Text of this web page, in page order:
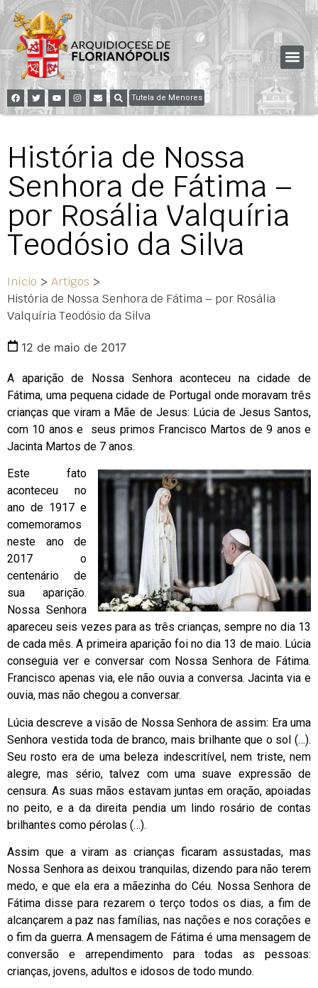
Tutela de Menores
História de Nossa
Senhora de Fátima –
por Rosália Valquíria
Teodósio da Silva
Início > Artigos >
História de Nossa Senhora de Fátima – por Rosália
Valquíria Teodósio da Silva
12 de maio de 2017
A aparição de Nossa Senhora aconteceu na cidade de
Fátima, uma pequena cidade de Portugal onde moravam três
crianças que viram a Mãe de Jesus: Lúcia de Jesus Santos,
com 10 anos e seus primos Francisco Martos de 9 anos e
Jacinta Martos de 7 anos.
Este fato
aconteceu no
ano de 1917 e
comemoramos
neste ano de
2017 o
centenário de
sua aparição.
Nossa Senhora
apareceu seis vezes para as três crianças, sempre no dia 13
de cada mês. A primeira aparição foi no dia 13 de maio. Lúcia
conseguia ver e conversar com Nossa Senhora de Fátima.
Francisco apenas via, ele não ouvia a conversa. Jacinta via e
ouvia, mas não chegou a conversar.
Lúcia descreve a visão de Nossa Senhora de assim: Era uma
Senhora vestida toda de branco, mais brilhante que o sol (…).
Seu rosto era de uma beleza indescritível, nem triste, nem
alegre, mas sério, talvez com uma suave expressão de
censura. As suas mãos estavam juntas em oração, apoiadas
no peito, e a da direita pendia um lindo rosário de contas
brilhantes como pérolas (…).
Assim que a viram as crianças ficaram assustadas, mas
Nossa Senhora as deixou tranquilas, dizendo para não terem
medo, e que ela era a mãezinha do Céu. Nossa Senhora de
Fátima disse para rezarem o terço todos os dias, a fim de
alcançarem a paz nas famílias, nas nações e nos corações e
o fim da guerra. A mensagem de Fátima é uma mensagem de
conversão e arrependimento para todas as pessoas:
crianças, jovens, adultos e idosos de todo mundo.